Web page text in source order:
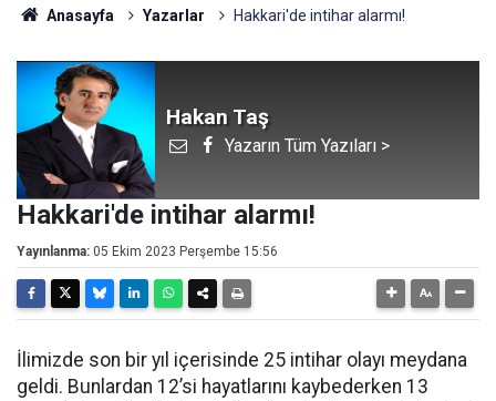
Anasayfa Yazarlar Hakkari'de intihar alarmı!
Hakan Taş
Yazarın Tüm Yazıları >
Hakkari'de intihar alarmı!
Yayınlanma: 05 Ekim 2023 Perşembe 15:56
İlimizde son bir yıl içerisinde 25 intihar olayı meydana
geldi. Bunlardan 12’si hayatlarını kaybederken 13